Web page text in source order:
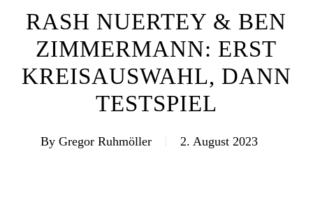
RASH NUERTEY & BEN
ZIMMERMANN: ERST
KREISAUSWAHL, DANN
TESTSPIEL
By Gregor Ruhmöller 2. August 2023